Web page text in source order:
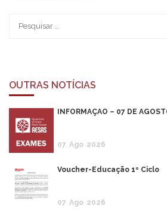
OUTRAS NOTÍCIAS
INFORMAÇÃO – 07 DE
07 Ago 2026
Voucher-Educação 1º Ciclo
07 Ago 2026